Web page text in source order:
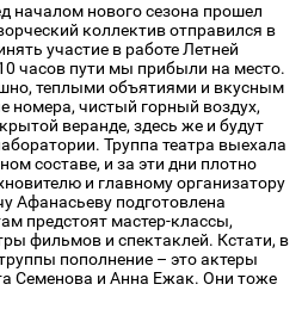
началом нового сезона прошел
коллектив отправился в
участие в работе Летней
часов пути мы прибыли на место.
теплыми объятиями и вкусным
чистый горный воздух,
веранде, здесь же и будут
Труппа театра выехала
составе, и за эти дни плотно
и главному организатору
Афанасьеву подготовлена
предстоят мастер-классы,
фильмов и спектаклей. Кстати, в
пополнение – это актеры
Семенова и Анна Ежак. Они тоже